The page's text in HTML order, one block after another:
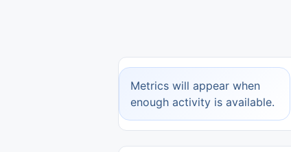
Metrics will appear when
enough activity is available.